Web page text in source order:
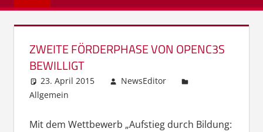
Internet
Security
Group
dasec
ZWEITE FÖRDERPHASE VON OPENC3S
BEWILLIGT
23. April 2015
NewsEditor
Allgemein
Mit dem Wettbewerb „Aufstieg durch Bildung: